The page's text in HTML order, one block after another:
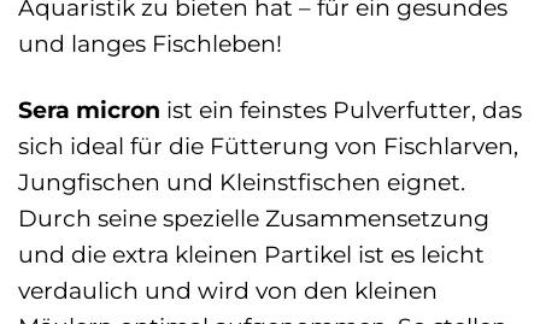
Aquaristik zu bieten hat – für ein gesundes
und langes Fischleben!
Sera micron ist ein feinstes Pulverfutter, das
sich ideal für die Fütterung von Fischlarven,
Jungfischen und Kleinstfischen eignet.
Durch seine spezielle Zusammensetzung
und die extra kleinen Partikel ist es leicht
verdaulich und wird von den kleinen